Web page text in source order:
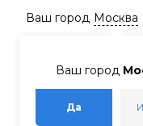
Ваш город
Да
Ваш город Москва